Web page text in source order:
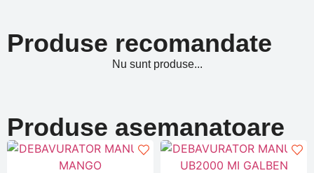
Produse recomandate
Nu sunt produse...
Produse asemanatoare